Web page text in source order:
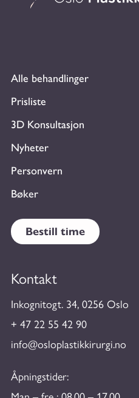
Alle behandlinger
Prisliste
3D Konsultasjon
Nyheter
Personvern
Bøker
Bestill time
Kontakt
Inkognitogt. 34, 0256 Oslo
+ 47 22 55 42 90
info@osloplastikkirurgi.no
Åpningstider: